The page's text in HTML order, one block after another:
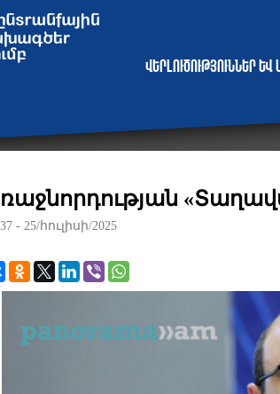
Վերլուծություններ և
- 25/հուլիսի/2025